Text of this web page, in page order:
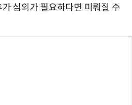
심의가 필요하다면 미뤄질 수